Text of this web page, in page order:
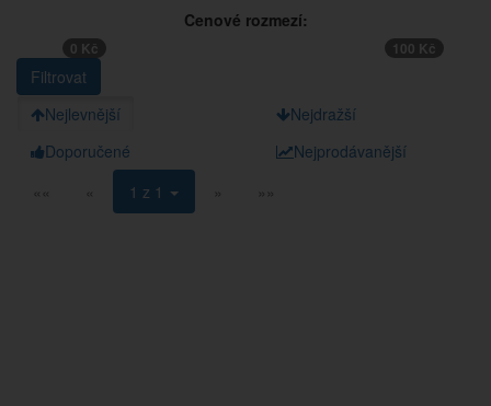
Cenové rozmezí:
0 Kč 100 Kč
Nejlevnější
Nejdražší
Doporučené
Nejprodávanější
««
« 1 z 1 » »»